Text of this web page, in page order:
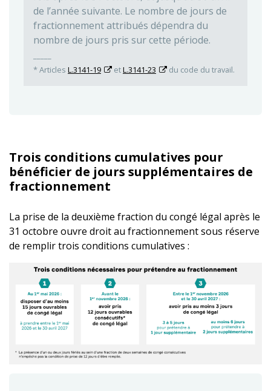
de l’année suivante. Le nombre de jours de
fractionnement attribués dépendra du
nombre de jours pris sur cette période.
* Articles L.3141-19 etL.3141-23 du code du travail.
Trois conditions cumulatives pour
bénéficier de jours supplémentaires de
fractionnement
La prise de la deuxième fraction du congé légal après le
31 octobre ouvre droit au fractionnement sous réserve
de remplir trois conditions cumulatives :